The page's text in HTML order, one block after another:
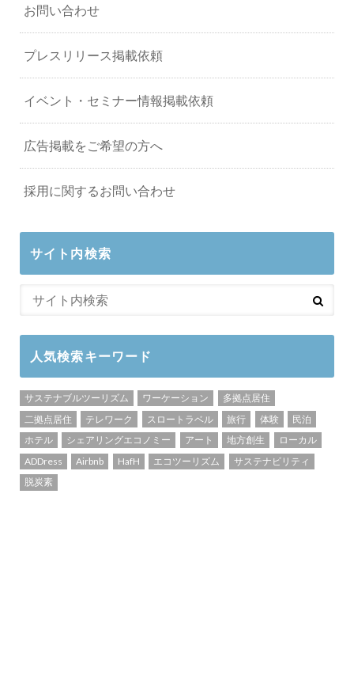
お問い合わせ
プレスリリース掲載依頼
イベント・セミナー情報掲載依頼
広告掲載をご希望の方へ
採用に関するお問い合わせ
サイト内検索
人気検索キーワード
サステナブルツーリズム ワーケーション
多拠点居住
二拠点居住
テレワーク スロートラベル 旅行 体験
民泊
ホテル
シェアリングエコノミー アート 地方創生
ローカル
ADDress
Airbnb HafH エコツーリズム
サステナビリティ
脱炭素